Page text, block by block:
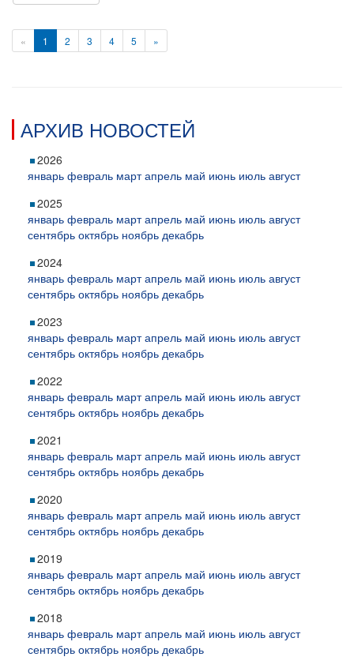
« 1 2 3 4 5 »
АРХИВ НОВОСТЕЙ
2026
январь февраль март апрель май июнь июль август
2025
январь февраль март апрель май июнь июль август
сентябрь октябрь ноябрь декабрь
2024
январь февраль март апрель май июнь июль август
сентябрь октябрь ноябрь декабрь
2023
январь февраль март апрель май июнь июль август
сентябрь октябрь ноябрь декабрь
2022
январь февраль март апрель май июнь июль август
сентябрь октябрь ноябрь декабрь
2021
январь февраль март апрель май июнь июль август
сентябрь октябрь ноябрь декабрь
2020
январь февраль март апрель май июнь июль август
сентябрь октябрь ноябрь декабрь
2019
январь февраль март апрель май июнь июль август
сентябрь октябрь ноябрь декабрь
2018
январь февраль март апрель май июнь июль август
сентябрь октябрь ноябрь декабрь